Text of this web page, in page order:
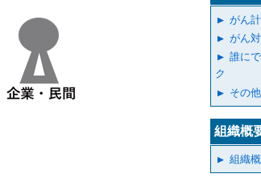
がん
がん
誰に
ク
その他
組織概
組織